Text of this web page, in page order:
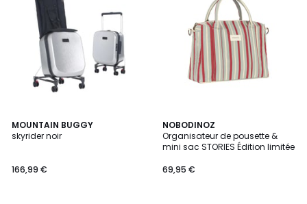
MOUNTAIN BUGGY
skyrider noir
166,99 €
NOBODINOZ
Organisateur de pousette &
mini sac STORIES Édition limitée
69,95 €
4
Couleurs